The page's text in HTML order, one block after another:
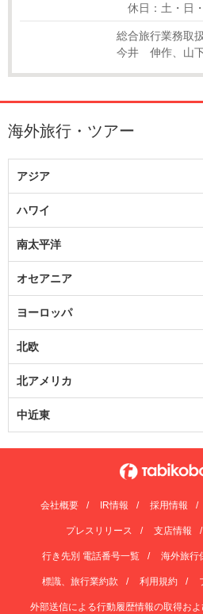
休日：土・日
総合旅行業務取
今井 伸作、山
海外旅行・ツアー
アジア
ハワイ
南太平洋
オセアニア
ヨーロッパ
北欧
北アメリカ
中近東
会社概要 IR情報 採用情報
プレスリリース 支店情報
行き先別 電話番号一覧 海外旅行
標識、旅行業約款 利用規約
外部送信による行動履歴情報の取得お